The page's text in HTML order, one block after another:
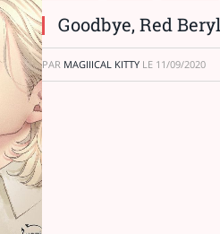
Goodbye, Red
PAR MAGIIICAL KITTY LE 11/09/2020